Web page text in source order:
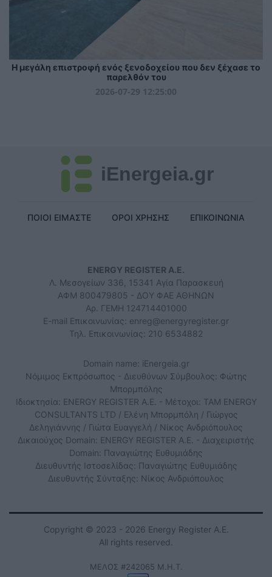
Η μεγάλη επιστροφή ενός ξενοδοχείου που δεν ξέχασε το
παρελθόν του
2026-07-29 12:25:00
iEnergeia.gr
ΠΟΙΟΙ ΕΙΜΑΣΤΕ ΟΡΟΙ ΧΡΗΣΗΣ ΕΠΙΚΟΙΝΩΝΙΑ
ENERGY REGISTER Α.Ε.
Λ. Μεσογείων 336, 15341 Αγία Παρασκευή
ΑΦΜ 800479805 - ΔΟΥ ΦΑΕ ΑΘΗΝΩΝ
Αρ. ΓΕΜΗ 124714401000
E-mail Επικοινωνίας: enreg@energyregister.gr
Τηλ. Επικοινωνίας: 210 6534882
Domain name: iEnergeia.gr
Νόμιμος Εκπρόσωπος - Διευθύνων Σύμβουλος: Φώτης
Μπορμπόλης
Ιδιοκτησία: ENERGY REGISTER Α.Ε. - Μέτοχοι: TAM ENERGY
CONSULTANTS LTD / Ελένη Μπορμπόλη / Γιώργος
Δεληγιάννης / Γιώτα Ευαγγελή / Νίκος Ανδριόπουλος
Δικαιούχος Domain: ENERGY REGISTER Α.Ε. - Διαχειριστής
Domain: Παναγιώτης Ευθυμιάδης
Διευθυντής Ιστοσελίδας: Παναγιώτης Ευθυμιάδης
Διευθυντής Σύνταξης: Νίκος Ανδριόπουλος
Copyright © 2023 - 2026 Energy Register Α.Ε.
All rights reserved.
ΜΕΛΟΣ #242065 Μ.Η.Τ.